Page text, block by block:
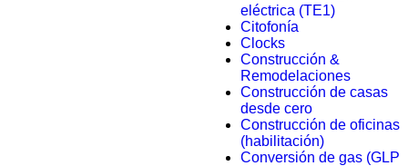
eléctrica (TE1)
Citofonía
Clocks
Construcción &
Remodelaciones
Construcción de casas
desde cero
Construcción de oficinas
(habilitación)
Conversión de gas (GLP